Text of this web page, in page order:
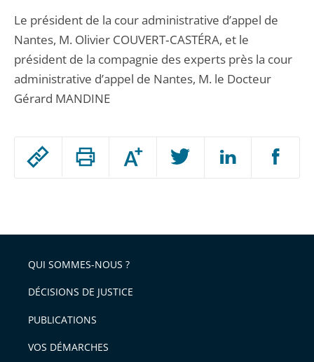
Passer
arriver
après
Augmenter
ou
l'article
pour
avant
Le président de la cour administrative d’appel de
Nantes, M. Olivier COUVERT‑CASTÉRA, et le
président de la compagnie des experts près la cour
administrative d’appel de Nantes, M. le Docteur
Gérard MANDINE
QUI SOMMES-NOUS ?
DÉCISIONS DE JUSTICE
PUBLICATIONS
VOS DÉMARCHES